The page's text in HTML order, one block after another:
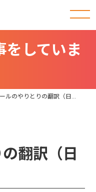
をしていま
メールのやりとりの翻訳（日本語→英語）
翻訳（日